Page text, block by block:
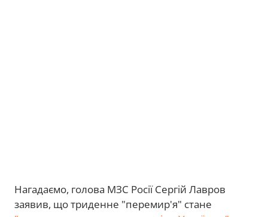
Нагадаємо, голова МЗС Росії Сергій Лавров
заявив, що триденне "перемир'я" стане